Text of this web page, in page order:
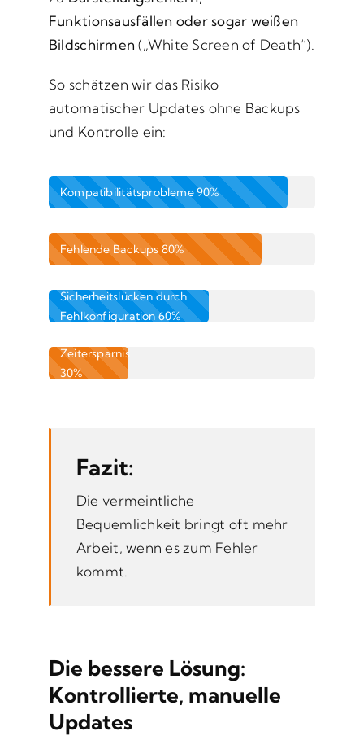
Funktionsausfällen oder sogar weißen
Bildschirmen („White Screen of Death“).
So schätzen wir das Risiko
automatischer Updates ohne Backups
und Kontrolle ein:
Kompatibilitätsprobleme90%
Fehlende Backups 80%
Sicherheitslücken durch
Fehlkonfiguration 60%
Zeitersparnis
30%
Fazit:
Die vermeintliche
Bequemlichkeit bringt oft mehr
Arbeit, wenn es zum Fehler
kommt.
Die bessere Lösung:
Kontrollierte, manuelle
Updates